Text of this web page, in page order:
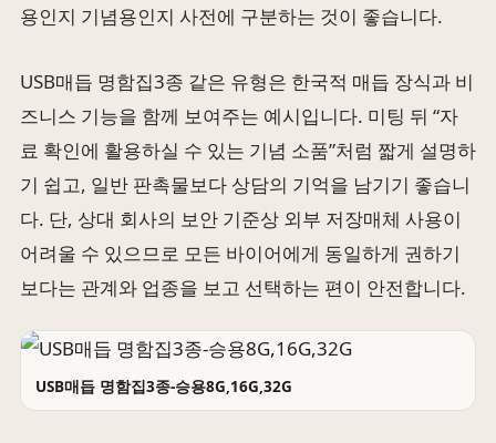
용인지 기념용인지 사전에 구분하는 것이 좋습니다.
USB매듭 명함집3종 같은 유형은 한국적 매듭 장식과 비
즈니스 기능을 함께 보여주는 예시입니다. 미팅 뒤 “자
료 확인에 활용하실 수 있는 기념 소품”처럼 짧게 설명하
기 쉽고, 일반 판촉물보다 상담의 기억을 남기기 좋습니
다. 단, 상대 회사의 보안 기준상 외부 저장매체 사용이
어려울 수 있으므로 모든 바이어에게 동일하게 권하기
보다는 관계와 업종을 보고 선택하는 편이 안전합니다.
USB매듭 명함집3종-승용8G,16G,32G